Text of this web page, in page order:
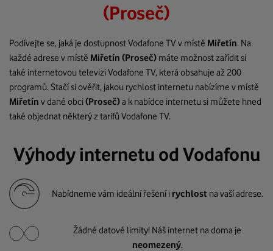
(Proseč)
Podívejte se, jaká je dostupnost Vodafone TV v místě Miřetín. Na
každé adrese v místě Miřetín (Proseč) máte možnost zařídit si
také internetovou televizi Vodafone TV, která obsahuje až 200
programů. Stačí si ověřit, jakou rychlost internetu nabízíme v místě
Miřetín v dané obci(Proseč)a k nabídce internetu si můžete hned
také objednat některý z tarifů Vodafone TV.
Výhody internetu od Vodafonu
Nabídneme vám ideální řešení i rychlost na vaší adrese.
Žádné datové limity! Náš internet na doma je
neomezený.